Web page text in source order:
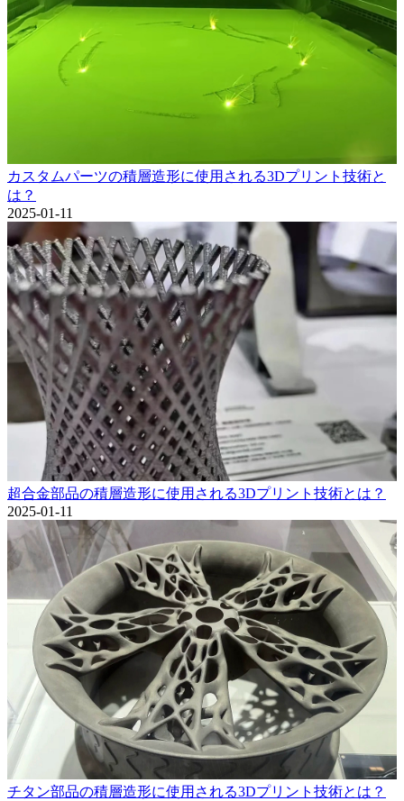
カスタムパーツの積層造形に使用される3Dプリント技術と
は？
2025-01-11
超合金部品の積層造形に使用される3Dプリント技術とは？
2025-01-11
チタン部品の積層造形に使用される3Dプリント技術とは？